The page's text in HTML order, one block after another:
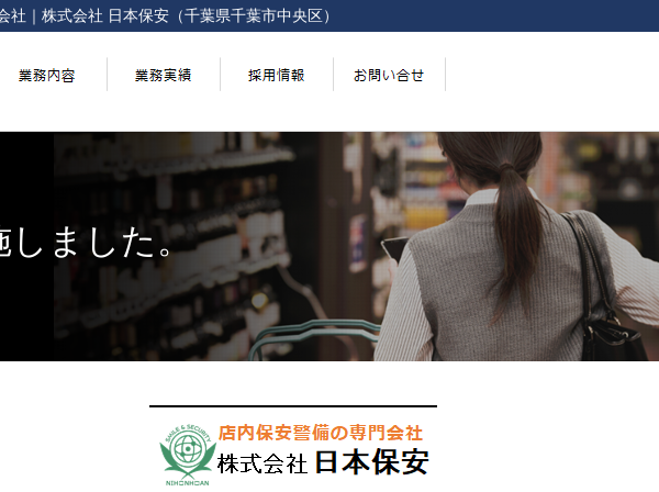
社 株式会社 日本保安（千葉県千葉市中央区）
しました。